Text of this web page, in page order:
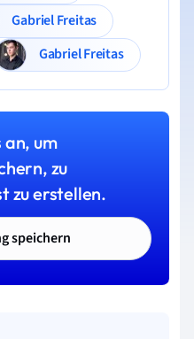
Gabriel Freitas
Gabriel Freitas
an, um
zu
zu erstellen.
speichern